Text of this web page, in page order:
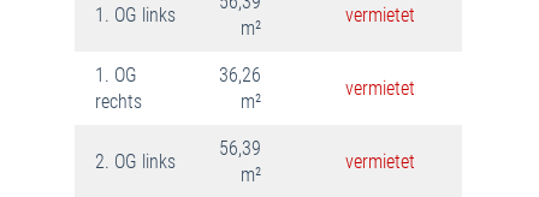
1. OG links
m²
vermietet
1. OG
rechts
36,26
m²
vermietet
2. OG links
56,39
m²
vermietet